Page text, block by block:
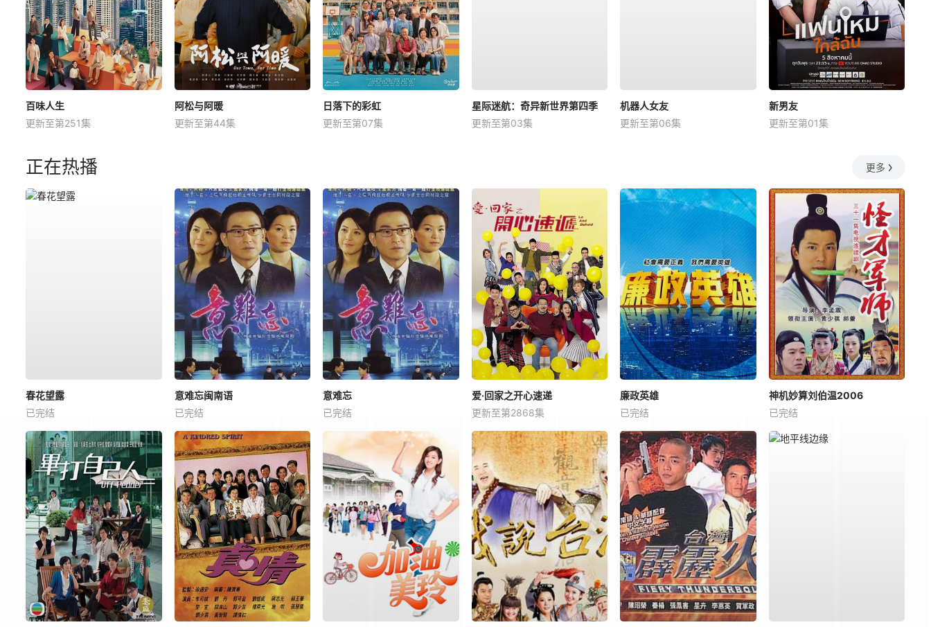
百味人生
更新至第251集
阿松与阿暖
更新至第44集
日落下的彩虹
更新至第07集
星际迷航：奇异新世界第四季
更新至第03集
机器人女友
更新至第06集
新男友
更新至第01集
正在热播 更多
春花望露
已完结
意难忘闽南语
已完结
意难忘
已完结
爱·回家之开心速递
更新至第2868集
廉政英雄
已完结
神机妙算刘伯温2006
已完结